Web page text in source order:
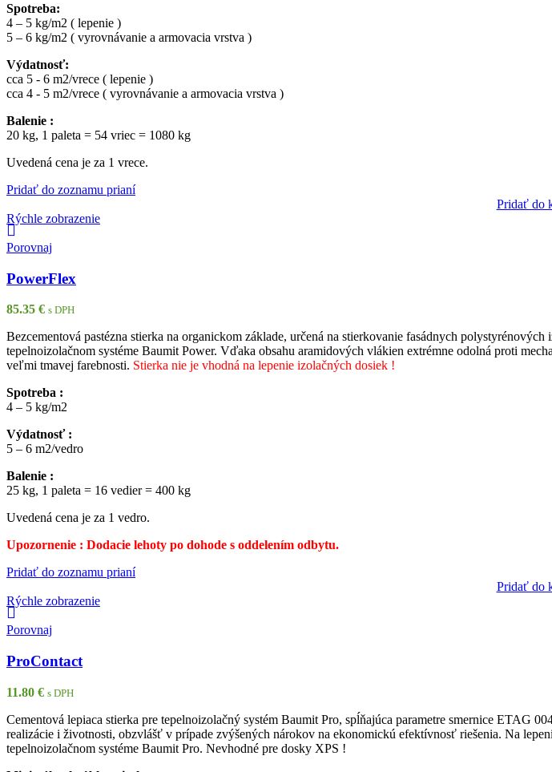
Spotreba:
4 – 5 kg/m2 ( lepenie )
5 – 6 kg/m2 ( vyrovnávanie a armovacia vrstva )
Výdatnosť:
cca 5 - 6 m2/vrece ( lepenie )
cca 4 - 5 m2/vrece ( vyrovnávanie a armovacia vrstva )
Balenie :
20 kg, 1 paleta = 54 vriec = 1080 kg
Uvedená cena je za 1 vrece.
Pridať do zoznamu prianí
Pridať do
Rýchle zobrazenie
Porovnaj
PowerFlex
85.35 € s DPH
Bezcementová pastézna stierka na organickom základe, určená na stierkovanie fasádnych
tepelnoizolačnom systéme Baumit Power. Vďaka obsahu aramidových vlákien extrémne odolná proti
veľmi tmavej farebnosti. Stierka nie je vhodná na lepenie izolačných dosiek !
Spotreba :
4 – 5 kg/m2
Výdatnosť :
5 – 6 m2/vedro
Balenie :
25 kg, 1 paleta = 16 vedier = 400 kg
Uvedená cena je za 1 vedro.
Upozornenie : Dodacie lehoty po dohode s oddelením odbytu.
Pridať do zoznamu prianí
Pridať do
Rýchle zobrazenie
Porovnaj
ProContact
11.80 € s DPH
Cementová lepiaca stierka pre tepelnoizolačný systém Baumit Pro, spĺňajúca parametre smernice ETAG
realizácie i životnosti, obzvlášť v prípade zvýšených nárokov na ekonomickú efektívnosť riešenia. Na
tepelnoizolačnom systéme Baumit Pro. Nevhodné pre dosky XPS !